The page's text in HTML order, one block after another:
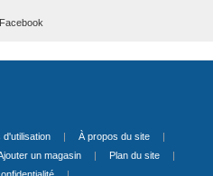
Facebook
d'utilisation | À propos du site
|
un magasin | Plan du site
|